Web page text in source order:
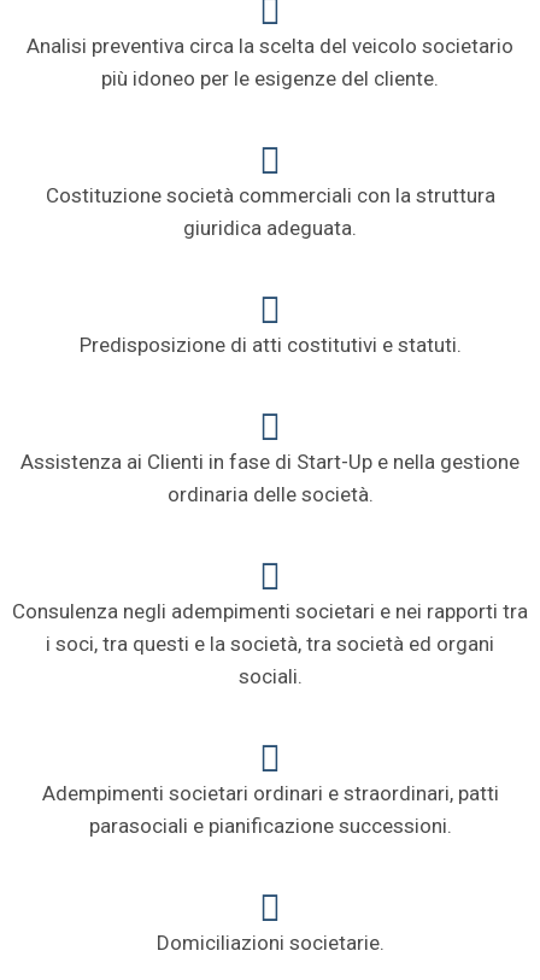
Analisi preventiva circa la scelta del veicolo societario
più idoneo per le esigenze del cliente.
Costituzione società commerciali con la struttura
giuridica adeguata.
Predisposizione di atti costitutivi e statuti.
Assistenza ai Clienti in fase di Start-Up e nella gestione
ordinaria delle società.
Consulenza negli adempimenti societari e nei rapporti tra
i soci, tra questi e la società, tra società ed organi
sociali.
Adempimenti societari ordinari e straordinari, patti
parasociali e pianificazione successioni.
Domiciliazioni societarie.